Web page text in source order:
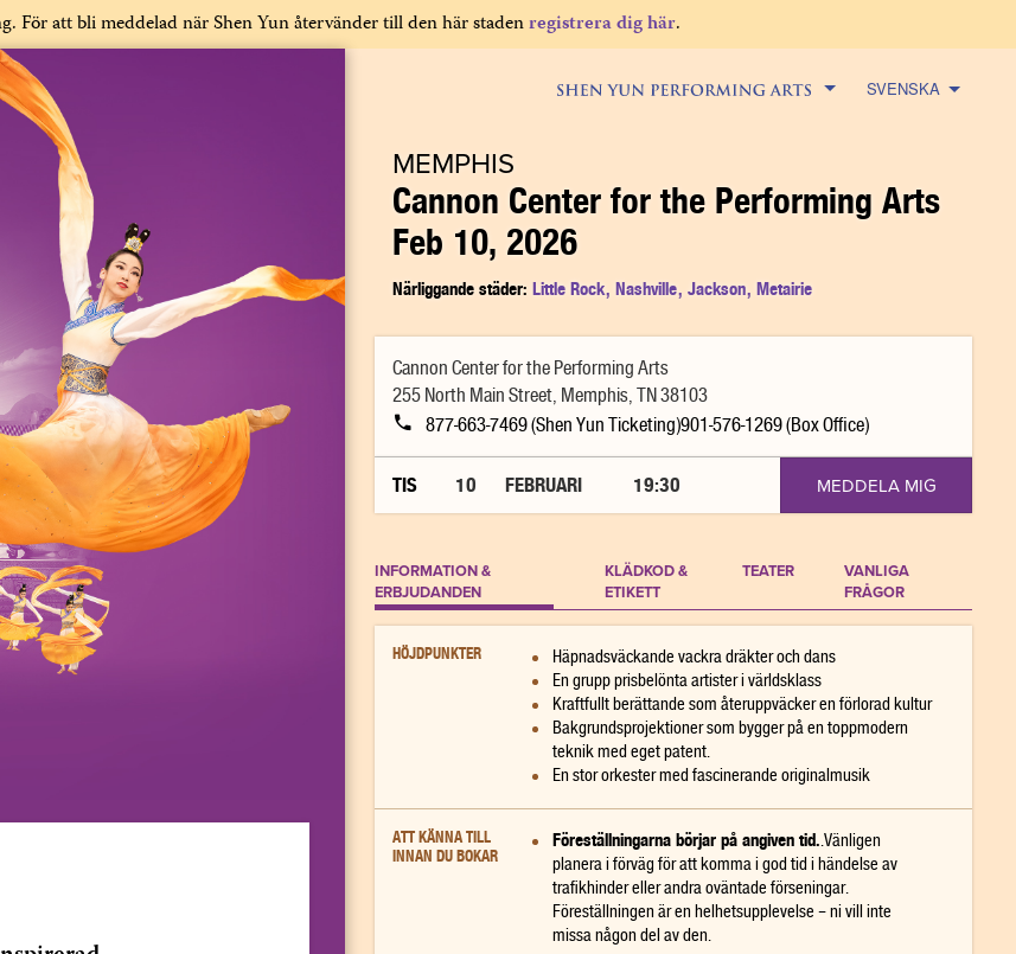
För att bli meddelad när Shen Yun återvänder till den här stadenregistrera dig här.
SVENSKA
MEMPHIS
Cannon Center for the Performing Arts
Feb 10, 2026
Närliggande städer: Little Rock, Nashville, Jackson, Metairie
Cannon Center for the Performing Arts
255 North Main Street, Memphis, TN 38103
877-663-7469 (Shen Yun Ticketing)901-576-1269 (Box Office)
TIS 10 FEBRUARI 19:30 MEDDELA MIG
INFORMATION &
ERBJUDANDEN
KLÄDKOD &
ETIKETT
TEATER
VANLIGA
FRÅGOR
HÖJDPUNKTER
Häpnadsväckande vackra dräkter och dans
En grupp prisbelönta artister i världsklass
Kraftfullt berättande som återuppväcker en förlorad kultur
Bakgrundsprojektioner som bygger på en toppmodern
teknik med eget patent.
En stor orkester med fascinerande originalmusik
ATT KÄNNA TILL
INNAN DU BOKAR
Föreställningarna börjar på angiven tid..Vänligen
planera i förväg för att komma i god tid i händelse av
trafikhinder eller andra oväntade förseningar.
Föreställningen är en helhetsupplevelse – ni vill inte
missa någon del av den.